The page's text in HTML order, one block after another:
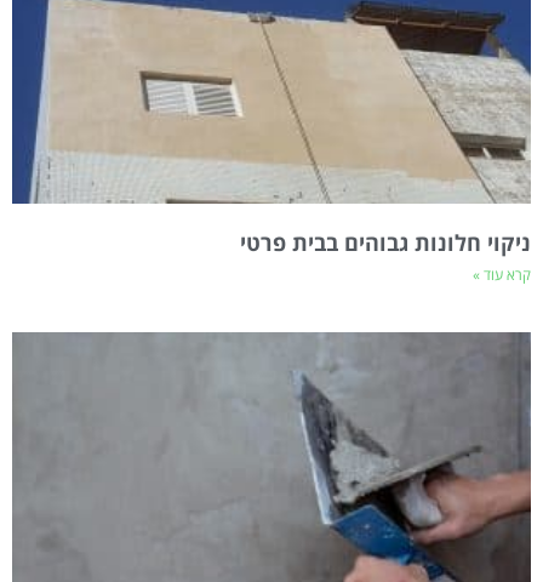
ניקוי חלונות גבוהים בבית פרטי
קרא עוד »